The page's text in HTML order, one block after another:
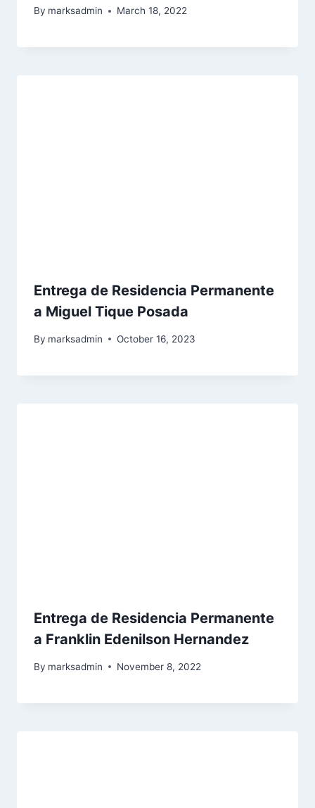
By marksadmin March 18, 2022
Entrega de Residencia Permanente
a Miguel Tique Posada
By marksadmin October 16, 2023
Entrega de Residencia Permanente
a Franklin Edenilson Hernandez
By marksadmin November 8, 2022